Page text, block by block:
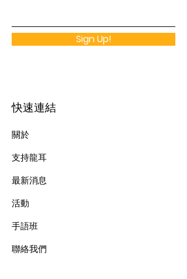
Sign Up!
快速連結
關於
支持龍耳
最新消息
​活動
手語班
​聯絡我們